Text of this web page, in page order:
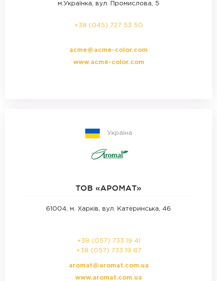
м.Українка, вул. Промислова, 5
+38 (045) 727 53 50
acme@acme-color.com
www.acme-color.com
Україна
ТОВ «АРОМАТ»‎
61004, м. Харків, вул. Катеринська, 46
+38 (057) 733 19 41
+38 (057) 733 19 87
aromat@aromat.com.ua
www.aromat.com.ua